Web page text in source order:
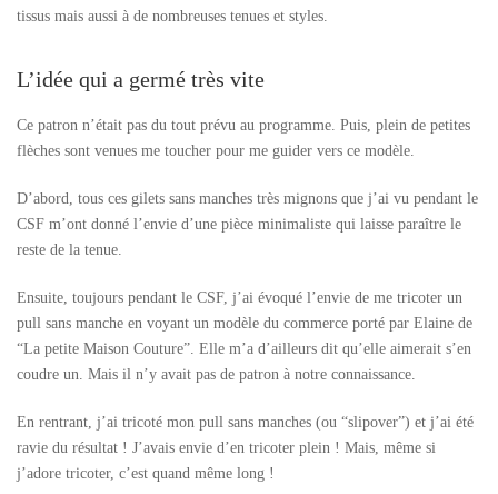
tissus mais aussi à de nombreuses tenues et styles.
L’idée qui a germé très vite
Ce patron n’était pas du tout prévu au programme. Puis, plein de petites
flèches sont venues me toucher pour me guider vers ce modèle.
D’abord, tous ces gilets sans manches très mignons que j’ai vu pendant le
CSF m’ont donné l’envie d’une pièce minimaliste qui laisse paraître le
reste de la tenue.
Ensuite, toujours pendant le CSF, j’ai évoqué l’envie de me tricoter un
pull sans manche en voyant un modèle du commerce porté par Elaine de
“La petite Maison Couture”. Elle m’a d’ailleurs dit qu’elle aimerait s’en
coudre un. Mais il n’y avait pas de patron à notre connaissance.
En rentrant, j’ai tricoté mon pull sans manches (ou “slipover”) et j’ai été
ravie du résultat ! J’avais envie d’en tricoter plein ! Mais, même si
j’adore tricoter, c’est quand même long !